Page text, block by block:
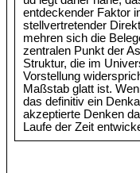
entdeckender Faktor
stellvertretender
mehren sich die
zentralen Punkt der
Struktur, die im
Vorstellung
Maßstab glatt ist.
das definitiv ein
akzeptierte Denken
Laufe der Zeit